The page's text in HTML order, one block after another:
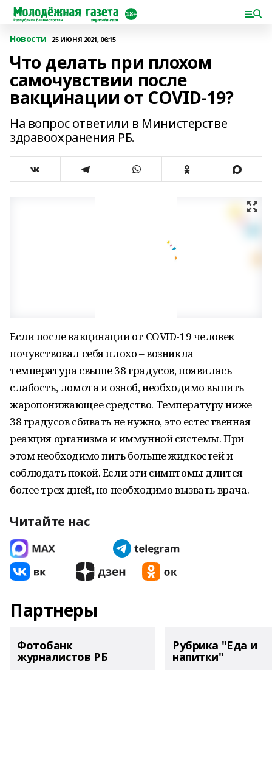
Новости 25 ИЮНЯ 2021, 06:15
Что делать при плохом
самочувствии после
вакцинации от СOVID-19?
На вопрос ответили в Министерстве
здравоохранения РБ.
Если после вакцинации от СOVID-19 человек
почувствовал себя плохо – возникла
температура свыше 38 градусов, появилась
слабость, ломота и озноб, необходимо выпить
жаропонижающее средство. Температуру ниже
38 градусов сбивать не нужно, это естественная
реакция организма и иммунной системы. При
этом необходимо пить больше жидкостей и
соблюдать покой. Если эти симптомы длится
более трех дней, но необходимо вызвать врача.
Читайте нас
Партнеры
Фотобанк
журналистов РБ
Рубрика "Еда и
напитки"